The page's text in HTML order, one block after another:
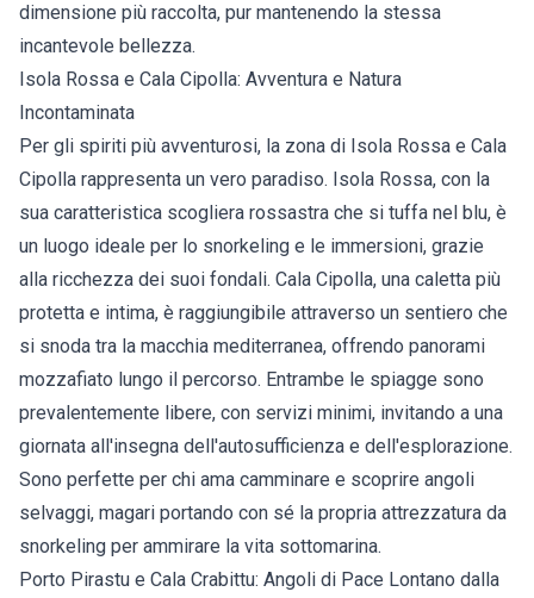
dimensione più raccolta, pur mantenendo la stessa
incantevole bellezza.
Isola Rossa e Cala Cipolla: Avventura e Natura
Incontaminata
Per gli spiriti più avventurosi, la zona di Isola Rossa e Cala
Cipolla rappresenta un vero paradiso. Isola Rossa, con la
sua caratteristica scogliera rossastra che si tuffa nel blu, è
un luogo ideale per lo snorkeling e le immersioni, grazie
alla ricchezza dei suoi fondali. Cala Cipolla, una caletta più
protetta e intima, è raggiungibile attraverso un sentiero che
si snoda tra la macchia mediterranea, offrendo panorami
mozzafiato lungo il percorso. Entrambe le spiagge sono
prevalentemente libere, con servizi minimi, invitando a una
giornata all'insegna dell'autosufficienza e dell'esplorazione.
Sono perfette per chi ama camminare e scoprire angoli
selvaggi, magari portando con sé la propria attrezzatura da
snorkeling per ammirare la vita sottomarina.
Porto Pirastu e Cala Crabittu: Angoli di Pace Lontano dalla